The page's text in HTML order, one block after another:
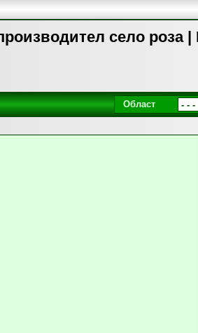
село роза |
Област